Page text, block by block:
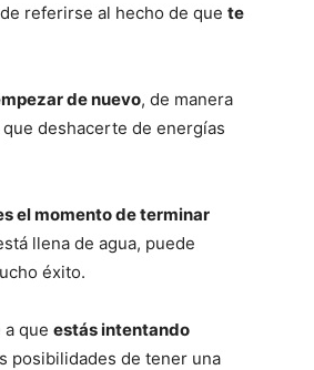
referirse al hecho de que te
de nuevo, de manera
deshacerte de energías
el momento de terminar
llena de agua, puede
éxito.
que estás intentando
posibilidades de tener una